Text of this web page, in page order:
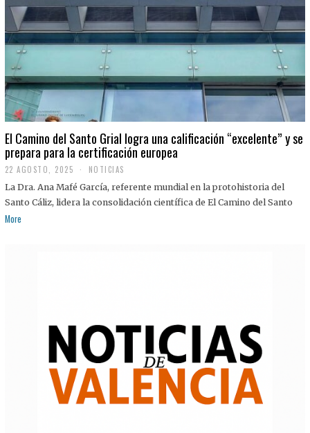
El Camino del Santo Grial logra una calificación “excelente” y se
prepara para la certificación europea
22 AGOSTO, 2025
2
A
G
NOTICIAS
La Dra. Ana Mafé García, referente mundial en la protohistoria del
Santo Cáliz, lidera la consolidación científica de El Camino del Santo
More